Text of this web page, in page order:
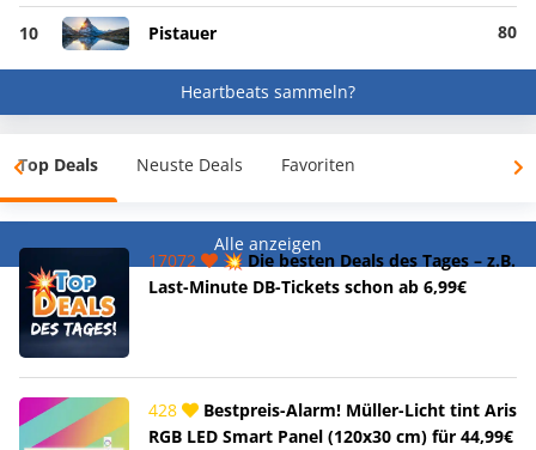
10 Pistauer 80
Heartbeats sammeln?
Top Deals Neuste Deals Favoriten
Alle anzeigen
17072
💥 Die besten Deals des Tages – z.B.
Last-Minute DB-Tickets schon ab 6,99€
428
Bestpreis-Alarm! Müller-Licht tint Aris
RGB LED Smart Panel (120x30 cm) für 44,99€